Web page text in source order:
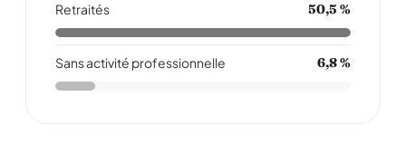
Retraités 50,5 %
Sans activité professionnelle 6,8 %